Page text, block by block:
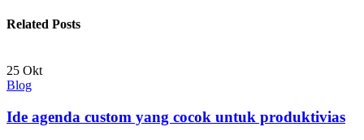
Related Posts
25 Okt
Blog
Ide agenda custom yang cocok untuk produktivias